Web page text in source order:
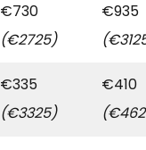
€730
(€2725)
€935
€335
(€3325)
€410